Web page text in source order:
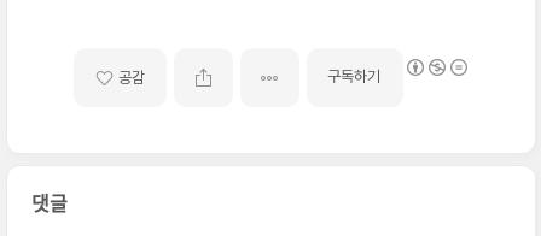
공감 구독하기
댓글